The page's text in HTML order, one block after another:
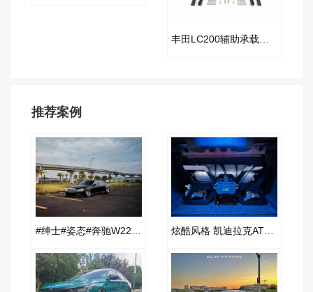
丰田LC200辅助承载气囊套件
推荐案例
#绅士#姿态#奔驰W221改装AIRBFT空气减震案例 炫酷风格 凯迪拉克ATS改装AIRBFT空气减震案例